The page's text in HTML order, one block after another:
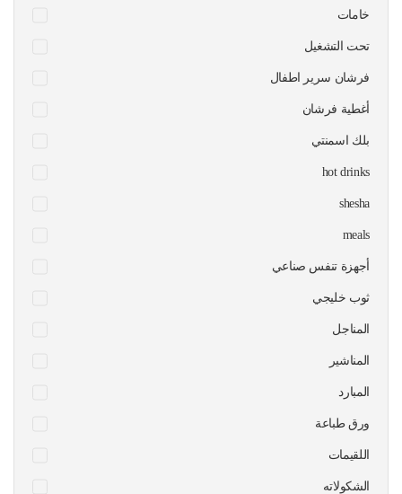
خامات
تحت التشغيل
فرشان سرير اطفال
أغطية فرشان
بلك اسمنتي
hot drinks
shesha
meals
أجهزة تنفس صناعي
ثوب خليجي
المناجل
المناشير
المبارد
ورق طباعة
اللقيمات
الشكولاته